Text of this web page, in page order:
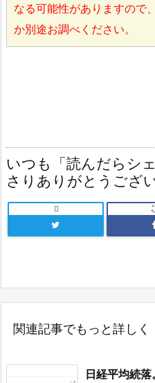
なる可能性がありますので
か別途お調べください。
いつも「読んだらシ
さりありがとうござ

関連記事でもっと詳しく
日経平均続